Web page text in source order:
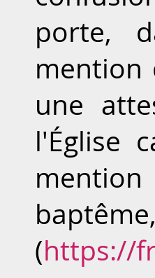
porte,
mention
une
l'Église
(https://